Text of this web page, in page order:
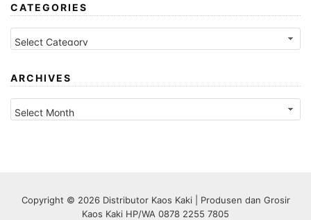
CATEGORIES
Categories
ARCHIVES
Archives
Copyright © 2026 Distributor Kaos Kaki | Produsen dan Grosir
Kaos Kaki HP/WA 0878 2255 7805